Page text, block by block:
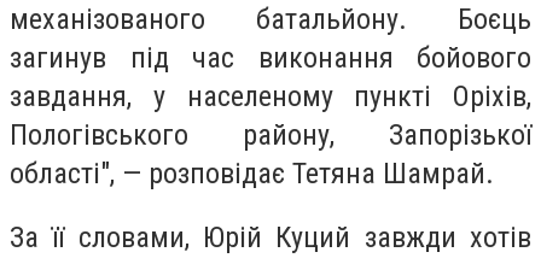
механізованого батальйону. Боєць
загинув під час виконання бойового
завдання, у населеному пункті Оріхів,
Пологівського району, Запорізької
області", — розповідає Тетяна Шамрай.
За її словами, Юрій Куций завжди хотів